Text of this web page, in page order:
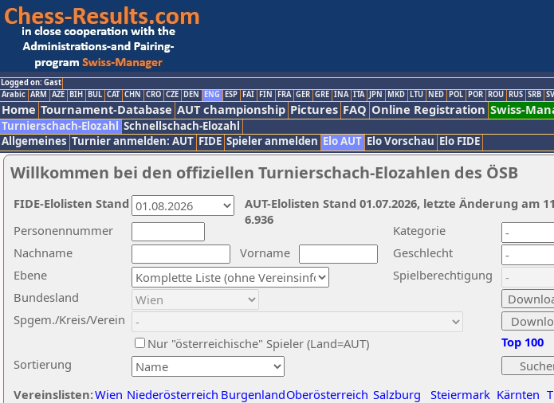
Logged on: Gast
Arabic ARM AZE BIH BUL CAT CHN CRO CZE DEN ENG ESP FAI FIN FRA GER GRE INA ITA JPN MKD LTU NED POL POR ROU RUS SRB
Home Tournament-Database AUT championship Pictures FAQ Online Registration Swiss-
Turnierschach-Elozahl Schnellschach-Elozahl
Allgemeines Turnier anmelden: AUT FIDE Spieler anmelden Elo AUT Elo Vorschau Elo FIDE
Willkommen bei den offiziellen Turnierschach-Elozahlen des ÖSB
Nachname
Vorname
Ebene
Kategorie
Sortierung
Personennummer
Bundesland
Spgem./Kreis/Verein
Geschlecht
Nur "österreichische" Spieler (Land=AUT)
Spielberechtigung
Vereinslisten:Wien Niederösterreich BurgenlandOberösterreich Salzburg Steiermark Kärnten
Top 100
AUT-Elolisten Stand 01.07.2026, letzte Änderung am
6.936
FIDE-Elolisten Stand